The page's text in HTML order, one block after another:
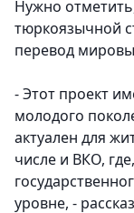
Нужно
тюркоязычной
перевод
- Этот проект
молодого
актуален для
числе и ВКО,
уровне, -